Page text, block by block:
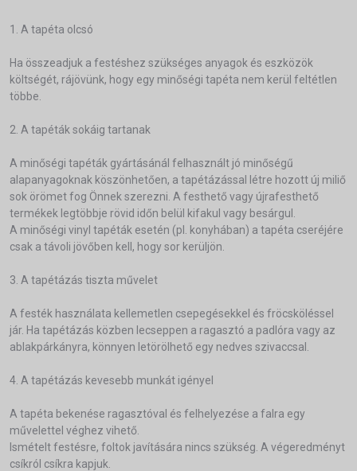
1. A tapéta olcsó
Ha összeadjuk a festéshez szükséges anyagok és eszközök
költségét, rájövünk, hogy egy minőségi tapéta nem kerül feltétlen
többe.
2. A tapéták sokáig tartanak
A minőségi tapéták gyártásánál felhasznált jó minőségű
alapanyagoknak köszönhetően, a tapétázással létre hozott új miliő
sok örömet fog Önnek szerezni. A festhető vagy újrafesthető
termékek legtöbbje rövid időn belül kifakul vagy besárgul.
A minőségi vinyl tapéták esetén (pl. konyhában) a tapéta cseréjére
csak a távoli jövőben kell, hogy sor kerüljön.
3. A tapétázás tiszta művelet
A festék használata kellemetlen csepegésekkel és fröcsköléssel
jár. Ha tapétázás közben lecseppen a ragasztó a padlóra vagy az
ablakpárkányra, könnyen letörölhető egy nedves szivaccsal.
4. A tapétázás kevesebb munkát igényel
A tapéta bekenése ragasztóval és felhelyezése a falra egy
művelettel véghez vihető.
Ismételt festésre, foltok javítására nincs szükség. A végeredményt
csíkról csíkra kapjuk.